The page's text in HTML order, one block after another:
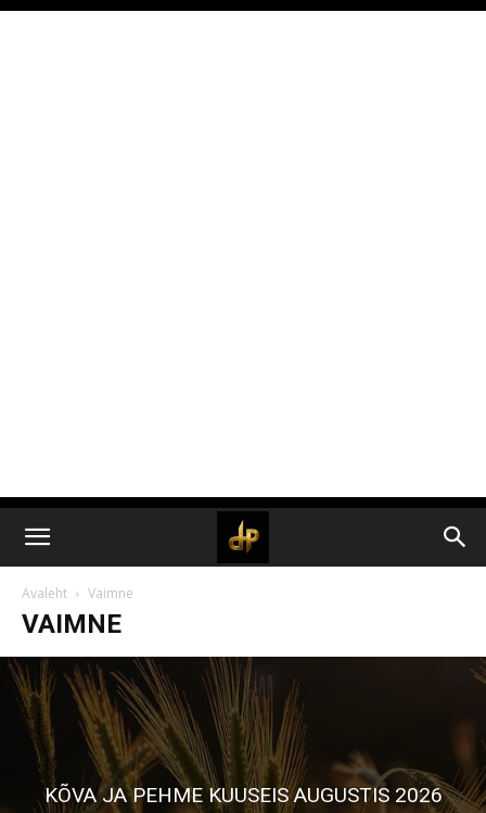
Avaleht Vaimne
VAIMNE
KÕVA JA PEHME KUUSEIS AUGUSTIS 2026